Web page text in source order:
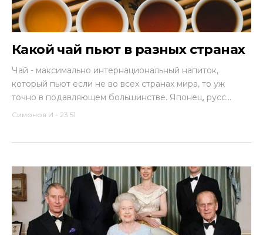
Какой чай пьют в разных странах
Чай - максимально интернациональный напиток,
который пьют если не во всех странах мира, то уж
точно в подавляющем большинстве. Японец, русс...
Симонов И - 23:51